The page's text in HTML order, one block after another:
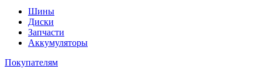
Шины
Диски
Запчасти
Аккумуляторы
Покупателям